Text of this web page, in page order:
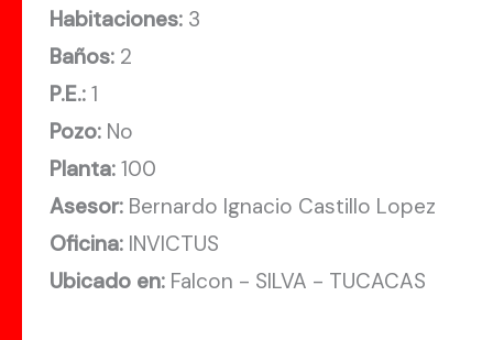
Habitaciones: 3
Baños: 2
P.E.: 1
Pozo: No
Planta: 100
Asesor: Bernardo Ignacio Castillo Lopez
Oficina: INVICTUS
Ubicado en: Falcon - SILVA - TUCACAS